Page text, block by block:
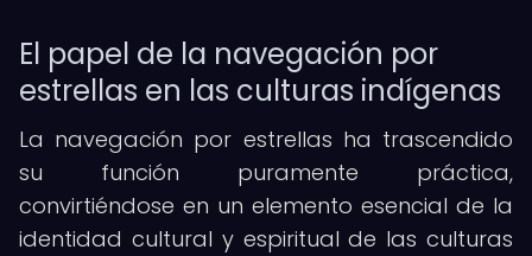
El papel de la navegación por
estrellas en las culturas indígenas
La navegación por estrellas ha trascendido
su función puramente práctica,
convirtiéndose en un elemento esencial de la
identidad cultural y espiritual de las culturas